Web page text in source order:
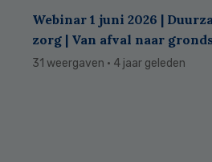
Webinar 1 juni 2026 |
zorg | Van afval naar
31 weergaven · 4 jaar geleden